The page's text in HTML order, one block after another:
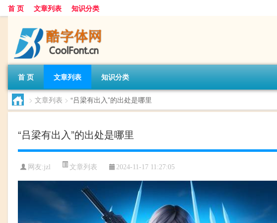
首 页 文章列表 知识分类
首 页 文章列表 知识分类
> 文章列表 > “吕梁有出入”的出处是哪里
“吕梁有出入”的出处是哪里
网友:jzl 文章列表 2024-11-17 11:27:05